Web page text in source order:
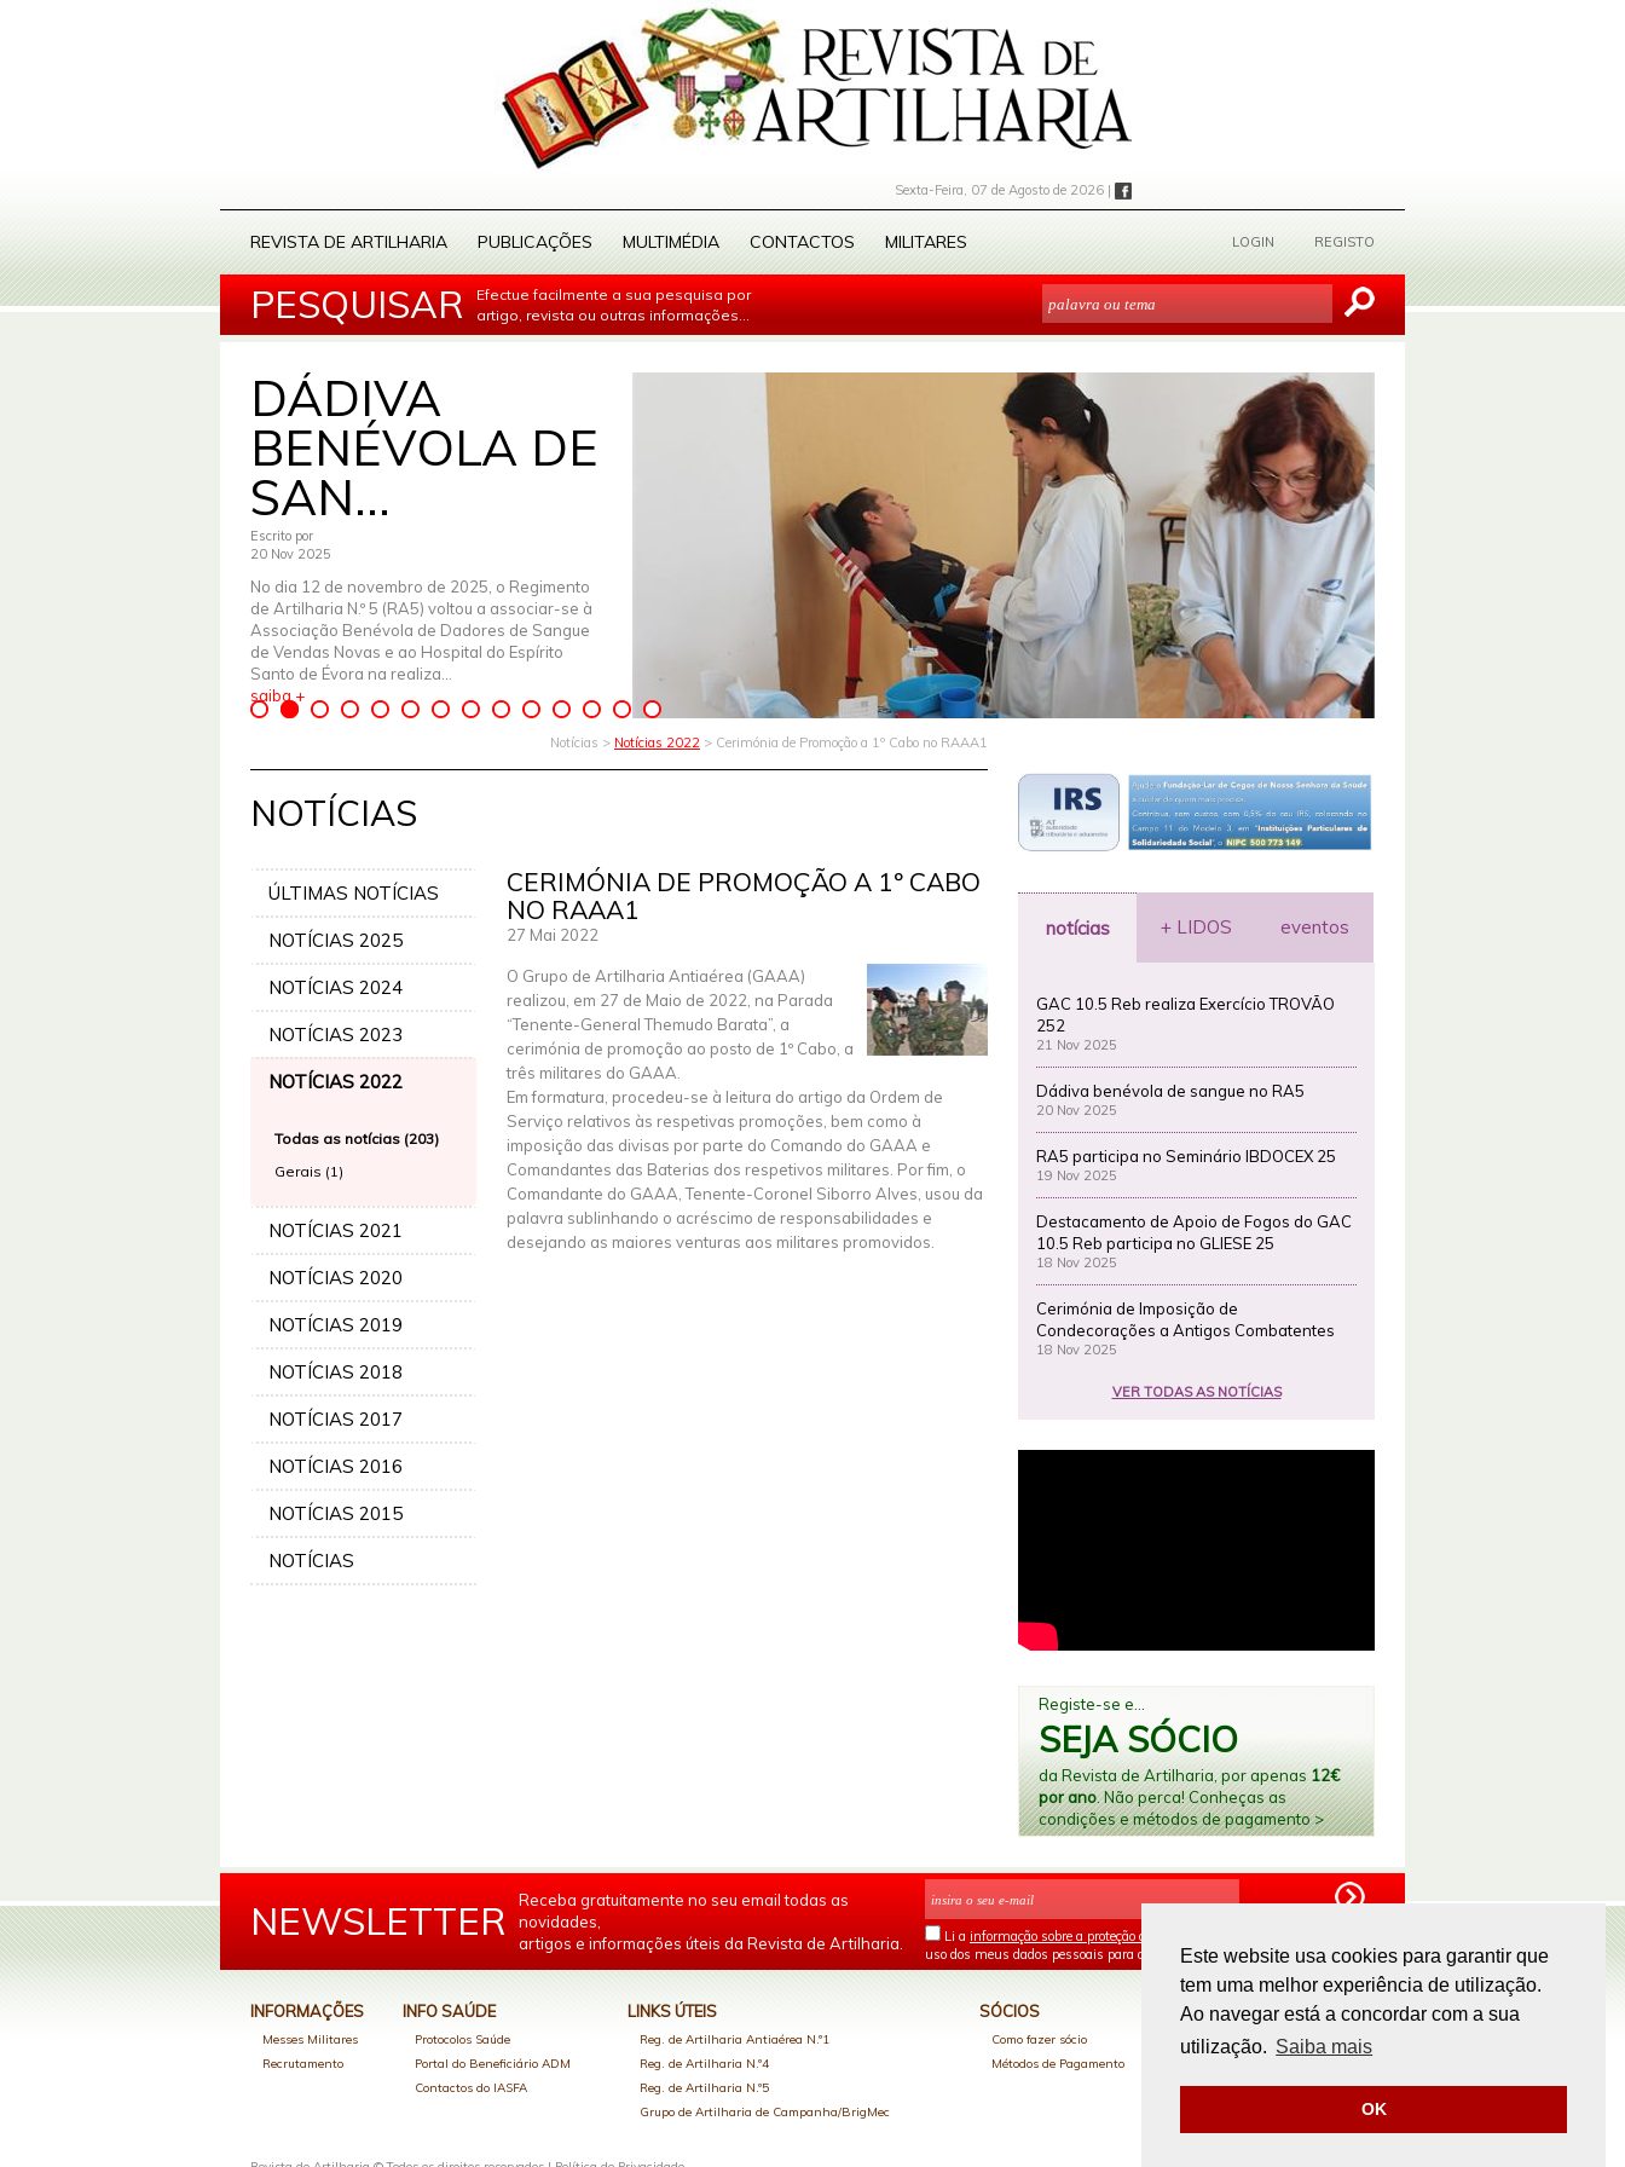
Este website usa cookies para garantir que
tem uma melhor experiência de utilização.
Ao navegar está a concordar com a sua
utilização. Saiba mais
OK
Sexta-Feira, 07 de Agosto de 2026 |
REVISTA DE ARTILHARIA PUBLICAÇÕES MULTIMÉDIA CONTACTOS MILITARES LOGIN REGISTO
PESQUISAR
Efectue facilmente a sua pesquisa por
artigo, revista ou outras informações...
DÁDIVA
BENÉVOLA DE
SAN...
Escrito por
20 Nov 2025
No dia 12 de novembro de 2025, o Regimento
de Artilharia N.º 5 (RA5) voltou a associar-se à
Associação Benévola de Dadores de Sangue
de Vendas Novas e ao Hospital do Espírito
Santo de Évora na realiza...
saiba +
Notícias > Notícias 2022 > Cerimónia de Promoção a 1º Cabo no RAAA1
NOTÍCIAS
ÚLTIMAS NOTÍCIAS
NOTÍCIAS 2025
NOTÍCIAS 2024
NOTÍCIAS 2023
NOTÍCIAS 2022
Todas as notícias (203)
Gerais (1)
NOTÍCIAS 2021
NOTÍCIAS 2020
NOTÍCIAS 2019
NOTÍCIAS 2018
NOTÍCIAS 2017
NOTÍCIAS 2016
NOTÍCIAS 2015
NOTÍCIAS
CERIMÓNIA DE PROMOÇÃO A 1º CABO
NO RAAA1
27 Mai 2022
O Grupo de Artilharia Antiaérea (GAAA)
realizou, em 27 de Maio de 2022, na Parada
“Tenente-General Themudo Barata”, a
cerimónia de promoção ao posto de 1º Cabo, a
três militares do GAAA.
Em formatura, procedeu-se à leitura do artigo da Ordem de
Serviço relativos às respetivas promoções, bem como à
imposição das divisas por parte do Comando do GAAA e
Comandantes das Baterias dos respetivos militares. Por fim, o
Comandante do GAAA, Tenente-Coronel Siborro Alves, usou da
palavra sublinhando o acréscimo de responsabilidades e
desejando as maiores venturas aos militares promovidos.
notícias + LIDOS eventos
GAC 10.5 Reb realiza Exercício TROVÃO
252
21 Nov 2025
Dádiva benévola de sangue no RA5
20 Nov 2025
RA5 participa no Seminário IBDOCEX 25
19 Nov 2025
Destacamento de Apoio de Fogos do GAC
10.5 Reb participa no GLIESE 25
18 Nov 2025
Cerimónia de Imposição de
Condecorações a Antigos Combatentes
18 Nov 2025
VER TODAS AS NOTÍCIAS
Registe-se e...
SEJA SÓCIO
da Revista de Artilharia, por apenas 12€
por ano. Não perca! Conheças as
condições e métodos de pagamento >
NEWSLETTER
Receba gratuitamente no seu email todas as
novidades,
artigos e informações úteis da Revista de Artilharia.
Li a informação sobre a proteção de dados
uso dos meus dados pessoais para os fins mencionados.
INFORMAÇÕES
Messes Militares
Recrutamento
INFO SAÚDE
Protocolos Saúde
Portal do Beneficiário ADM
Contactos do IASFA
LINKS ÚTEIS
Reg. de Artilharia Antiaérea N.º1
Reg. de Artilharia N.º4
Reg. de Artilharia N.º5
Grupo de Artilharia de Campanha/BrigMec
SÓCIOS
Como fazer sócio
Métodos de Pagamento
PAGAMENTOS ONLINE